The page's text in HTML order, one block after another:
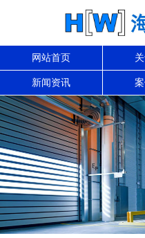
网站首页
新闻资讯